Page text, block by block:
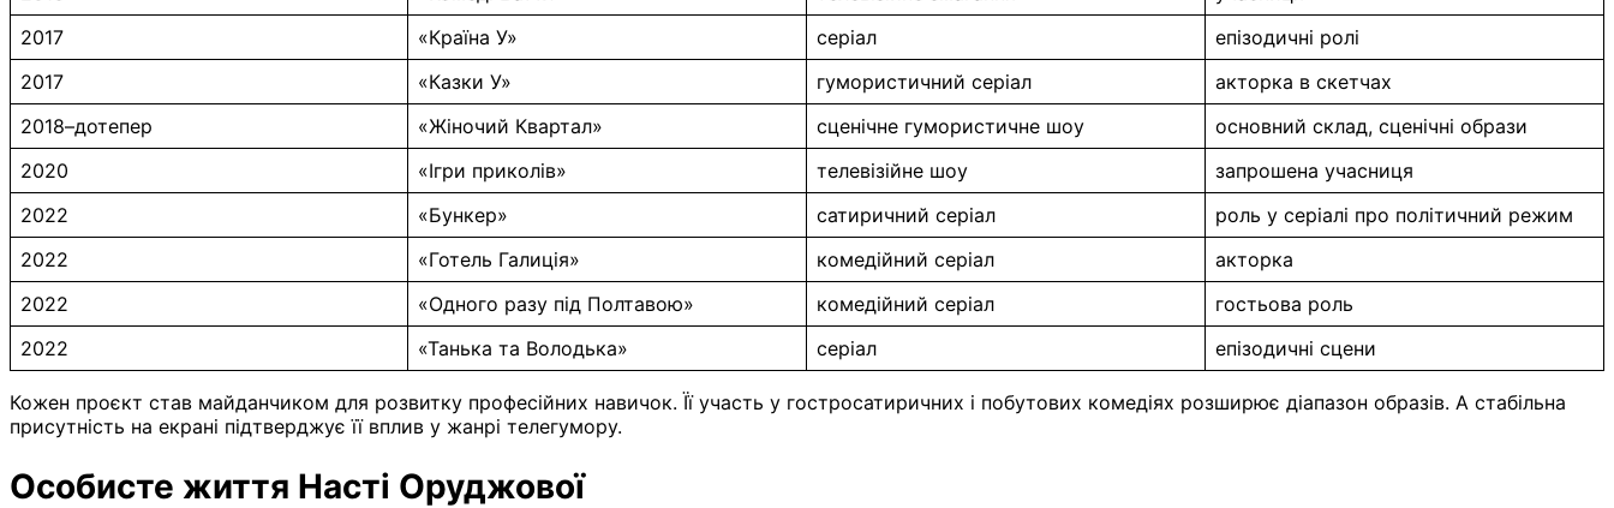
2017
«Країна У» серіал
епізодичні ролі
2017
«Казки У» гумористичний серіал
акторка в скетчах
2018–дотепер
«Жіночий Квартал» сценічне гумористичне шоу
основний склад, сценічні образи
2020
«Ігри приколів» телевізійне шоу
запрошена учасниця
2022
«Бункер» сатиричний серіал
роль у серіалі про політичний режим
2022
«Готель Галиція» комедійний серіал
акторка
2022
«Одного разу під Полтавою» комедійний серіал
гостьова роль
2022
«Танька та Володька» серіал епізодичні сцени
Кожен проєкт став майданчиком для розвитку професійних навичок. Її участь у гостросатиричних і побутових комедіях розширює діапазон образів. А стабільна
присутність на екрані підтверджує її вплив у жанрі телегумору.
Особисте життя Насті Оруджової